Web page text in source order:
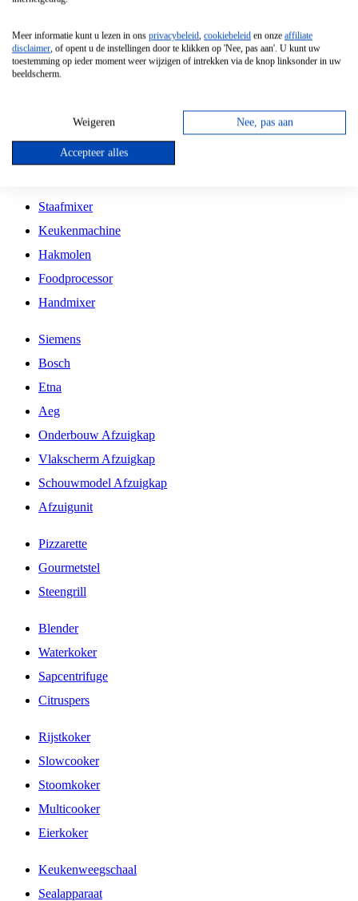
Vrijstaande Magnetron
Vrijstaande Kookplaat
Inbouw Gaskookplaat
Inbouw Keramische Kookplaat
Kookplaat Accessoires
Staafmixer
Keukenmachine
Hakmolen
Foodprocessor
Handmixer
Siemens
Bosch
Etna
Aeg
Onderbouw Afzuigkap
Vlakscherm Afzuigkap
Schouwmodel Afzuigkap
Afzuigunit
Pizzarette
Gourmetstel
Steengrill
Blender
Waterkoker
Sapcentrifuge
Citruspers
Rijstkoker
Slowcooker
Stoomkoker
Multicooker
Eierkoker
Keukenweegschaal
Sealapparaat
Meer informatie kunt u lezen in ons privacybeleid, cookiebeleid en onze affiliate
disclaimer, of opent u de instellingen door te klikken op 'Nee, pas aan'. U kunt uw
toestemming op ieder moment weer wijzigen of intrekken via de knop linksonder in uw
beeldscherm.
Weigeren Nee, pas aan
Accepteer alles